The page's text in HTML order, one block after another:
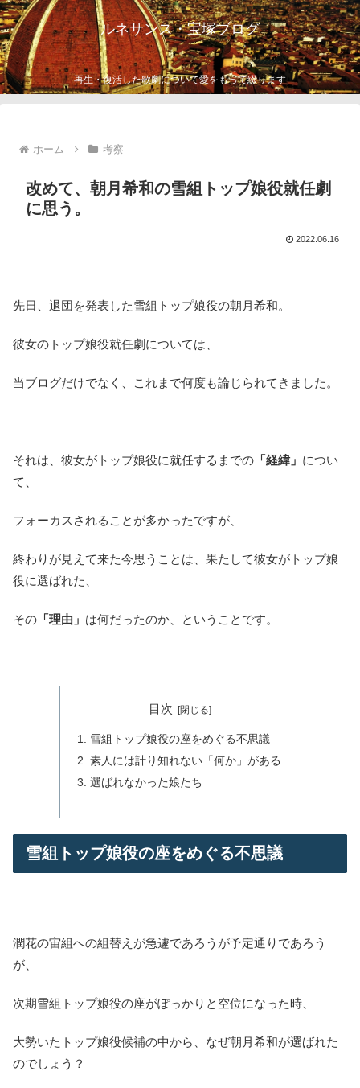
ルネサンス・宝塚ブログ
再生・復活した歌劇について愛をもって綴ります
ホーム 考察
改めて、朝月希和の雪組トップ娘役就任劇
に思う。
2022.06.16
先日、退団を発表した雪組トップ娘役の朝月希和。
彼女のトップ娘役就任劇については、
当ブログだけでなく、これまで何度も論じられてきました。
それは、彼女がトップ娘役に就任するまでの 「経緯」 につい
て、
フォーカスされることが多かったですが、
終わりが見えて来た今思うことは、果たして彼女がトップ娘
役に選ばれた、
その 「理由」 は何だったのか、ということです。
目次
雪組トップ娘役の座をめぐる不思議
素人には計り知れない「何か」がある
選ばれなかった娘たち
雪組トップ娘役の座をめぐる不思議
潤花の宙組への組替えが急遽であろうが予定通りであろう
が、
次期雪組トップ娘役の座がぽっかりと空位になった時、
大勢いたトップ娘役候補の中から、なぜ朝月希和が選ばれた
のでしょう？